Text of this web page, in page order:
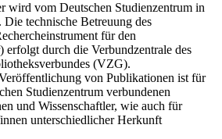
wird vom Deutschen Studienzentrum in
Die technische Betreuung des
für den
erfolgt durch die Verbundzentrale des
(VZG).
von Publikationen ist für
Studienzentrum verbundenen
und Wissenschaftler, wie auch für
unterschiedlicher Herkunft